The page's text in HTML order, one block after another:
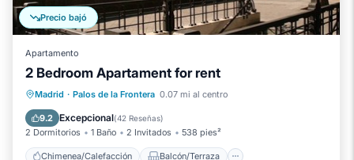
Precio bajó
Apartamento
2 Bedroom Apartament for rent
Madrid · Palos de la Frontera 0.07 mi al centro
9.2 Excepcional(42 Reseñas)
2 Dormitorios 1 Baño 2 Invitados 538 pies²
Chimenea/Calefacción Balcón/Terraza
Chimenea/Calefacción
Balcón/Terraza
Cocina
Aparcamiento